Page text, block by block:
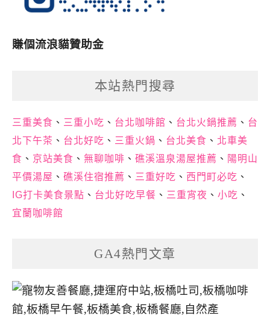
賺個流浪貓贊助金
本站熱門搜尋
三重美食 、 三重小吃 、 台北咖啡館 、 台北火鍋推薦 、 台
北下午茶 、 台北好吃 、 三重火鍋 、 台北美食 、 北車美
食 、 京站美食 、 無聊咖啡 、 礁溪溫泉湯屋推薦 、 陽明山
平價湯屋 、 礁溪住宿推薦 、 三重好吃 、 西門町必吃 、
IG打卡美食景點 、 台北好吃早餐 、 三重宵夜 、 小吃 、
宜蘭咖啡館
GA4熱門文章